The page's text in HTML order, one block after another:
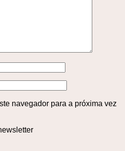
navegador para a próxima vez